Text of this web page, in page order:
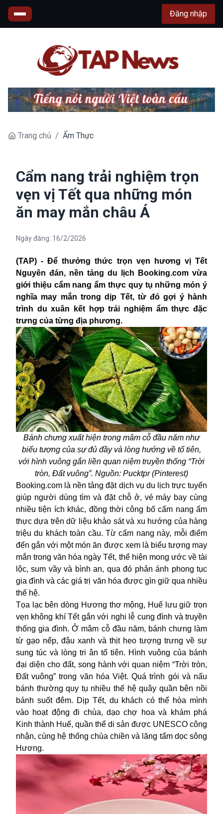
Đăng nhập
Trang chủ / Ẩm Thực
Cẩm nang trải nghiệm trọn
vẹn vị Tết qua những món
ăn may mắn châu Á
Ngày đăng: 16/2/2026
(TAP) - Để thưởng thức trọn vẹn hương vị Tết
Nguyên đán, nền tảng du lịch Booking.com vừa
giới thiệu cẩm nang ẩm thực quy tụ những món ý
nghĩa may mắn trong dịp Tết, từ đó gợi ý hành
trình du xuân kết hợp trải nghiệm ẩm thực đặc
trưng của từng địa phương.
Bánh chưng xuất hiện trong mâm cỗ đầu năm như
biểu tượng của sự đủ đầy và lòng hướng về tổ tiên,
với hình vuông gắn liền quan niệm truyền thống “Trời
tròn, Đất vuông”. Nguồn: Pucktpr (Pinterest)
Booking.com là nền tảng đặt dịch vụ du lịch trực tuyến
giúp người dùng tìm và đặt chỗ ở, vé máy bay cùng
nhiều tiện ích khác, đồng thời công bố cẩm nang ẩm
thực dựa trên dữ liệu khảo sát và xu hướng của hàng
triệu du khách toàn cầu. Từ cẩm nang này, mỗi điểm
đến gắn với một món ăn được xem là biểu tượng may
mắn trong văn hóa ngày Tết, thể hiện mong ước về tài
lộc, sum vầy và bình an, qua đó phản ánh phong tục
gia đình và các giá trị văn hóa được gìn giữ qua nhiều
thế hệ.
Tọa lạc bên dòng Hương thơ mộng, Huế lưu giữ trọn
vẹn không khí Tết gắn với nghi lễ cung đình và truyền
thống gia đình. Ở mâm cỗ đầu năm, bánh chưng làm
từ gạo nếp, đậu xanh và thịt heo tượng trưng về sự
sung túc và lòng tri ân tổ tiên. Hình vuông của bánh
đại diện cho đất, song hành với quan niệm “Trời tròn,
Đất vuông” trong văn hóa Việt. Quá trình gói và nấu
bánh thường quy tụ nhiều thế hệ quây quần bên nồi
bánh suốt đêm. Dịp Tết, du khách có thể hòa mình
vào hoạt động đi chùa, dạo chợ hoa và khám phá
Kinh thành Huế, quần thể di sản được UNESCO công
nhận, cùng hệ thống chùa chiền và lăng tẩm dọc sông
Hương.